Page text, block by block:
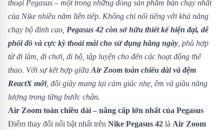
thoại Pegasus – một trong những dòng sản phẩm bán chạy nhất
của Nike nhiều năm liên tiếp. Không chỉ nổi tiếng với khả năng
chạy bộ đỉnh cao, Pegasus 42 còn sở hữu thiết kế hiện đại, dễ
phối đồ và cực kỳ thoải mái cho sử dụng hằng ngày , phù hợp
từ đi làm, đi chơi, đi bộ, tập luyện cho đến các hoạt động thể
thao. Với sự kết hợp giữa Air Zoom toàn chiều dài và đệm
ReactX mới, đôi giày mang lại cảm giác nhẹ, êm và giàu năng
lượng trong từng bước chân.
Air Zoom toàn chiều dài – nâng cấp lớn nhất của Pegasus
Điểm thay đổi nổi bật nhất trên Nike Pegasus 42 là Air Zoom